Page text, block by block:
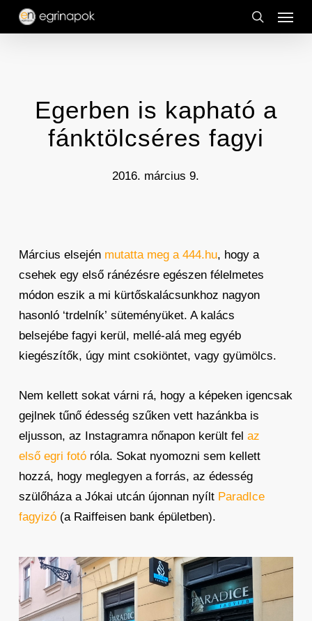
Skip
search
Menu
Egerben is kapható a
fánktölcséres fagyi
2016. március 9.
Március elsején mutatta meg a 444.hu, hogy a
csehek egy első ránézésre egészen félelmetes
módon eszik a mi kürtőskalácsunkhoz nagyon
hasonló ‘trdelník’ süteményüket. A kalács
belsejébe fagyi kerül, mellé-alá meg egyéb
kiegészítők, úgy mint csokiöntet, vagy gyümölcs.
Nem kellett sokat várni rá, hogy a képeken igencsak
gejlnek tűnő édesség szűken vett hazánkba is
eljusson, az Instagramra nőnapon került fel az
első egri fotóróla. Sokat nyomozni sem kellett
hozzá, hogy meglegyen a forrás, az édesség
szülőháza a Jókai utcán újonnan nyílt ParadIce
fagyizó(a Raiffeisen bank épületben).